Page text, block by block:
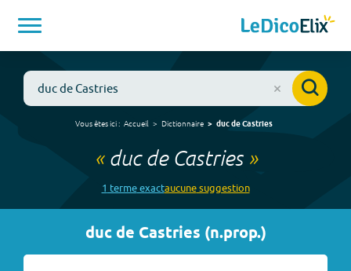
Vous êtes ici : Accueil Dictionnaire duc de Castries
« duc de Castries»
1 termeexactaucunesuggestion
duc de Castries (n.prop.)